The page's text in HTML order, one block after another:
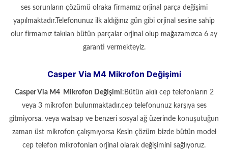
ses sorunların çözümü olraka firmamız orjinal parça değişimi
yapılmaktadır.Telefonunuz ilk aldığınız gün gibi orjinal sesine sahip
olur firmamız takılan bütün parçalar orjinal olup mağazamızca 6 ay
garanti vermekteyiz.
Casper Via M4 Mikrofon Değişimi
Casper Via M4 Mikrofon Değişimi:Bütün akılı cep telefonların 2
veya 3 mikrofon bulunmaktadır.cep telefonunuz karşıya ses
gitmiyorsa. veya watsap ve benzeri sosyal ağ üzerinde konuşutuğun
zaman üst mikrofon çalışmıyorsa Kesin çözüm bizde bütün model
cep telefon mikrofonları orjinal olarak değişimini sağlıyoruz.